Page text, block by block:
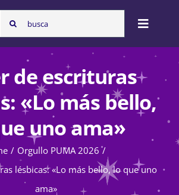
Search
Toggle
Inicio
Nosotras
Programas
de escrituras
«Lo más bello,
uno ama»
Orgullo PUMA 2026
lésbicas: «Lo más bello, lo que uno
ama»